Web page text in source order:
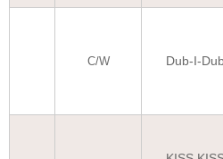
C/W Dub-I-